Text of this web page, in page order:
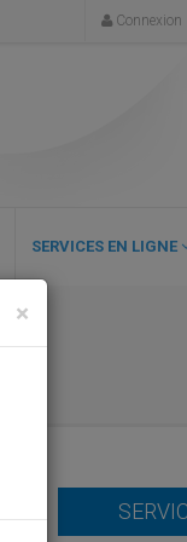
Connexion
SERVICES EN LIGNE
×